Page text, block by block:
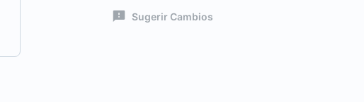
Sugerir Cambios